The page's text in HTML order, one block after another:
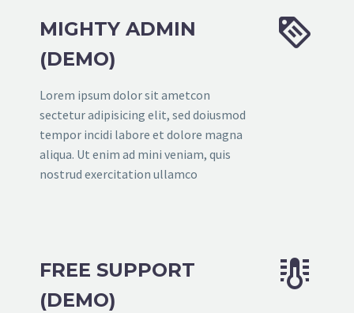
MIGHTY ADMIN
(DEMO)
Lorem ipsum dolor sit ametcon
sectetur adipisicing elit, sed doiusmod
tempor incidi labore et dolore magna
aliqua. Ut enim ad mini veniam, quis
nostrud exercitation ullamco


FREE SUPPORT
(DEMO)

